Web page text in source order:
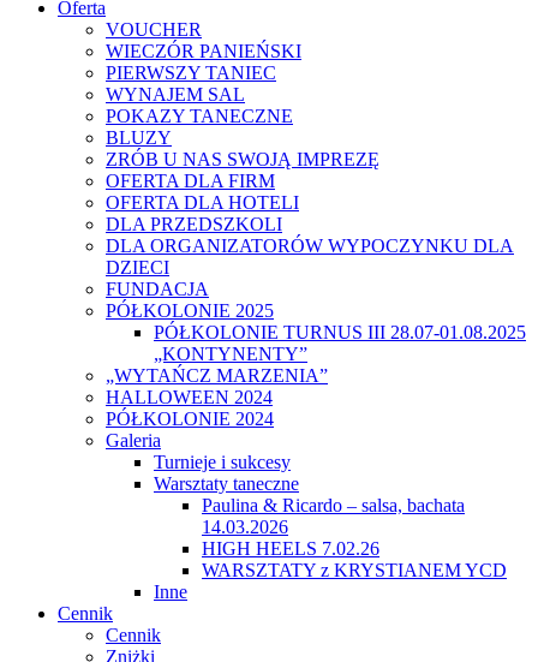
Oferta
VOUCHER
WIECZÓR PANIEŃSKI
PIERWSZY TANIEC
WYNAJEM SAL
POKAZY TANECZNE
BLUZY
ZRÓB U NAS SWOJĄ IMPREZĘ
OFERTA DLA FIRM
OFERTA DLA HOTELI
DLA PRZEDSZKOLI
DLA ORGANIZATORÓW WYPOCZYNKU DLA
DZIECI
FUNDACJA
PÓŁKOLONIE 2025
PÓŁKOLONIE TURNUS III 28.07-01.08.2025
„KONTYNENTY”
„WYTAŃCZ MARZENIA”
HALLOWEEN 2024
PÓŁKOLONIE 2024
Galeria
Turnieje i sukcesy
Warsztaty taneczne
Paulina & Ricardo – salsa, bachata
14.03.2026
HIGH HEELS 7.02.26
WARSZTATY z KRYSTIANEM YCD
Inne
Cennik
Cennik
Zniżki